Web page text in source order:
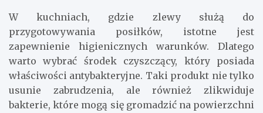
W kuchniach, gdzie zlewy służą do
przygotowywania posiłków, istotne jest
zapewnienie higienicznych warunków. Dlatego
warto wybrać środek czyszczący, który posiada
właściwości antybakteryjne. Taki produkt nie tylko
usunie zabrudzenia, ale również zlikwiduje
bakterie, które mogą się gromadzić na powierzchni